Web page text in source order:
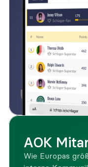
AOK
Wie Europas